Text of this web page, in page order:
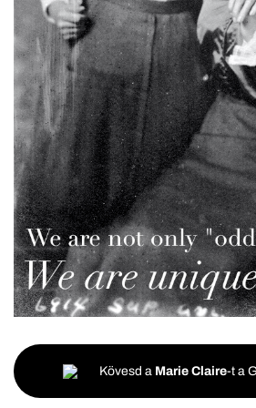
Kövesd a Marie Claire-t a